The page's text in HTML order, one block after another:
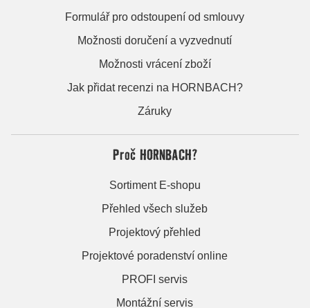
Formulář pro odstoupení od smlouvy
Možnosti doručení a vyzvednutí
Možnosti vrácení zboží
Jak přidat recenzi na HORNBACH?
Záruky
Proč HORNBACH?
Sortiment E-shopu
Přehled všech služeb
Projektový přehled
Projektové poradenství online
PROFI servis
Montážní servis